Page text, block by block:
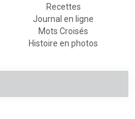
Recettes
Journal en ligne
Mots Croisés
Histoire en photos